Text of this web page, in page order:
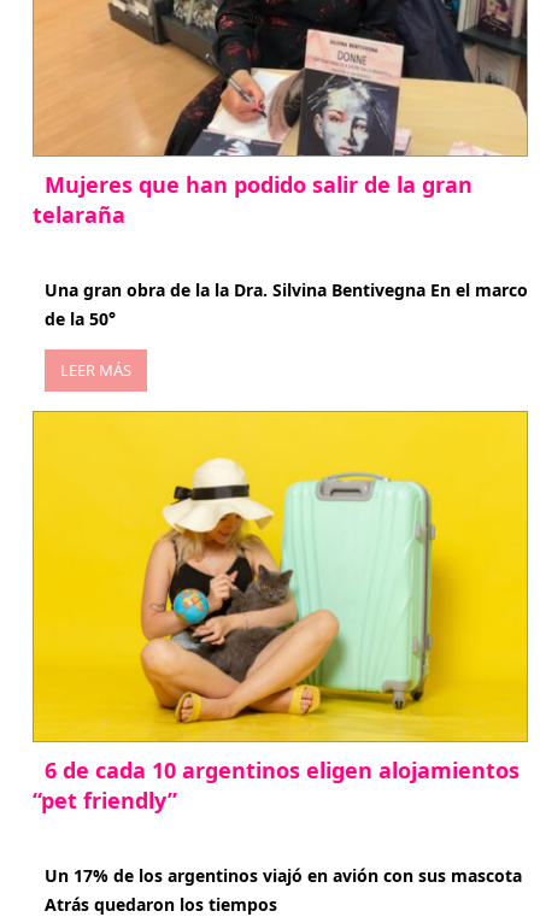
Mujeres que han podido salir de la gran
telaraña
Una gran obra de la la Dra. Silvina Bentivegna En el marco
de la 50°
LEER MÁS
6 de cada 10 argentinos eligen alojamientos
“pet friendly”
Un 17% de los argentinos viajó en avión con sus mascota
Atrás quedaron los tiempos